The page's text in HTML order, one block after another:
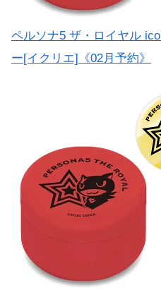
ペルソナ5 ザ・ロイヤル
ー[イクリエ]《02月予約》